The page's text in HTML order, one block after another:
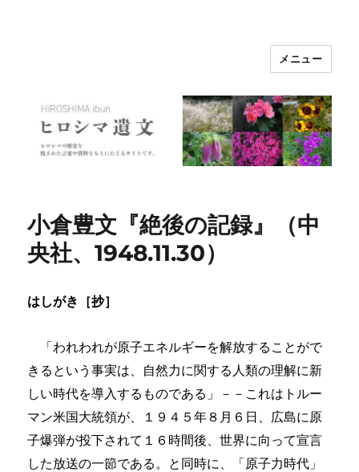
メニュー
小倉豊文『絶後の記録』（中
央社、1948.11.30）
はしがき［抄］
「われわれが原子エネルギーを解放することがで
きるという事実は、自然力に関する人類の理解に新
しい時代を導入するものである」－－これはトルー
マン米国大統領が、１９４５年８月６日、広島に原
子爆弾が投下されて１６時間後、世界に向って宣言
した放送の一節である。と同時に、「原子力時代」